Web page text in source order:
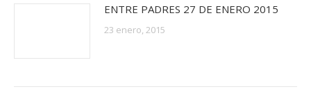
ENTRE PADRES 27 DE ENERO 2015
23 enero, 2015